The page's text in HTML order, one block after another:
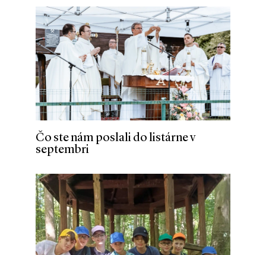
Čo ste nám poslali do listárne v
septembri